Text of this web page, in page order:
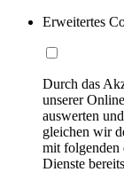
Erweitertes
Durch das
unserer
auswerten
gleichen wir
mit folgenden
Dienste